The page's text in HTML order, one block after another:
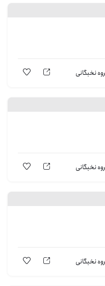
نخبگانی
نخبگانی
نخبگانی